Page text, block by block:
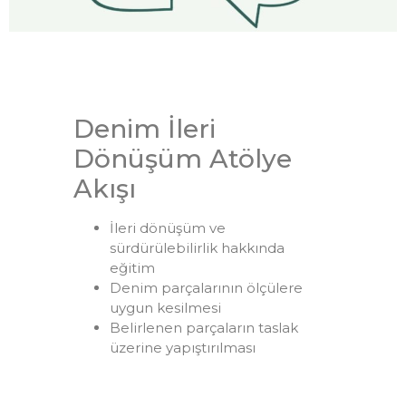
Denim İleri
Dönüşüm Atölye
Akışı
İleri dönüşüm ve
sürdürülebilirlik hakkında
eğitim
Denim parçalarının ölçülere
uygun kesilmesi
Belirlenen parçaların taslak
üzerine yapıştırılması